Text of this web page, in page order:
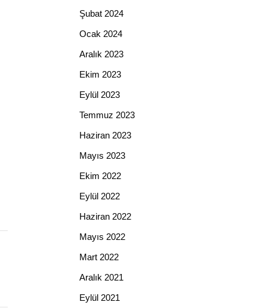
Şubat 2024
Ocak 2024
Aralık 2023
Ekim 2023
Eylül 2023
Temmuz 2023
Haziran 2023
Mayıs 2023
Ekim 2022
Eylül 2022
Haziran 2022
Mayıs 2022
Mart 2022
Aralık 2021
Eylül 2021